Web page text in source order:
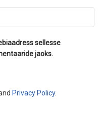
sellesse
jaoks.
Privacy Policy.